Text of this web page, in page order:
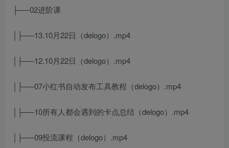
├──02进阶课
│├──13.10月22日（delogo）.mp4
│├──12.10月22日（delogo）.mp4
│├──07小红书自动发布工具教程（delogo）.mp4
│├──10所有人都会遇到的卡点总结（delogo）.mp4
│├──09投流课程（delogo）.mp4